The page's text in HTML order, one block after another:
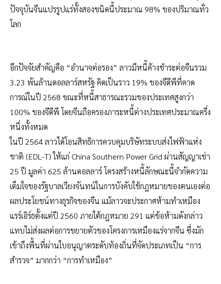
ปัจจุบันจีนแปรรูปแร่ทั้งสองชนิดนี้ประมาณ 98% ของปริมาณทั่ว
โลก
อีกปัจจัยสำคัญคือ “อำนาจต่อรอง” ลาวมีหนี้ค้างชำระต่อจีนรวม
3.23 พันล้านดอลลาร์สหรัฐ คิดเป็นราว 19% ของจีดีพีที่คาด
การณ์ในปี 2568 ขณะที่หนี้สาธารณะรวมของประเทศสูงกว่า
100% ของจีดีพี โดยจีนถือครองภาระหนี้ต่างประเทศประมาณครึ่ง
หนึ่งทั้งหมด
ในปี 2564 ลาวได้โอนสิทธิการควบคุมบริษัทระบบส่งไฟฟ้าแห่ง
ชาติ (EDL-T) ให้แก่ China Southern Power Grid ผ่านสัญญาเช่า
25 ปี มูลค่า 625 ล้านดอลลาร์ โครงสร้างหนี้ลักษณะนี้จำกัดความ
เต็มใจของรัฐบาลเวียงจันทน์ในการบังคับใช้กฎหมายของตนเองต่อ
ผลประโยชน์ทางธุรกิจของจีน แม้ลาวจะประกาศห้ามทำเหมือง
แรร์เอิร์ธตั้งแต่ปี 2560 ภายใต้กฎหมาย 291 แต่ข้อห้ามดังกล่าว
แทบไม่ส่งผลต่อการขยายตัวของโครงการเหมืองแร่จากจีน ซึ่งมัก
เข้าถึงพื้นที่ผ่านใบอนุญาตระดับท้องถิ่นที่จัดประเภทเป็น “การ
สำรวจ” มากกว่า “การทำเหมือง”